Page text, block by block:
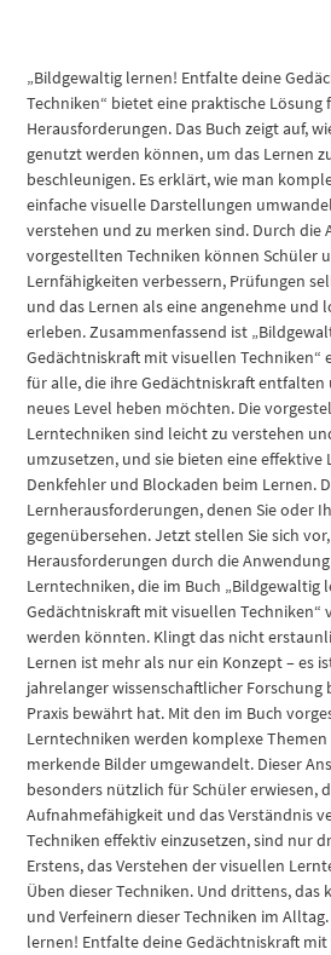
„Bildgewaltig lernen! Entfalte deine
Techniken“ bietet eine praktische Lösung
Herausforderungen. Das Buch zeigt auf,
genutzt werden können, um das Lernen
beschleunigen. Es erklärt, wie man
einfache visuelle Darstellungen
verstehen und zu merken sind. Durch die
vorgestellten Techniken können Schüler
Lernfähigkeiten verbessern, Prüfungen
und das Lernen als eine angenehme und
erleben. Zusammenfassend ist
Gedächtniskraft mit visuellen Techniken“
für alle, die ihre Gedächtniskraft entfalten
neues Level heben möchten. Die
Lerntechniken sind leicht zu verstehen
umzusetzen, und sie bieten eine effektive
Denkfehler und Blockaden beim Lernen.
Lernherausforderungen, denen Sie oder
gegenübersehen. Jetzt stellen Sie sich
Herausforderungen durch die
Lerntechniken, die im Buch „Bildgewaltig
Gedächtniskraft mit visuellen
werden könnten. Klingt das nicht
Lernen ist mehr als nur ein Konzept – es
jahrelanger wissenschaftlicher Forschung
Praxis bewährt hat. Mit den im Buch
Lerntechniken werden komplexe Themen
merkende Bilder umgewandelt. Dieser
besonders nützlich für Schüler erwiesen,
Aufnahmefähigkeit und das Verständnis
Techniken effektiv einzusetzen, sind nur
Erstens, das Verstehen der visuellen
Üben dieser Techniken. Und drittens, das
und Verfeinern dieser Techniken im
lernen! Entfalte deine Gedächtniskraft